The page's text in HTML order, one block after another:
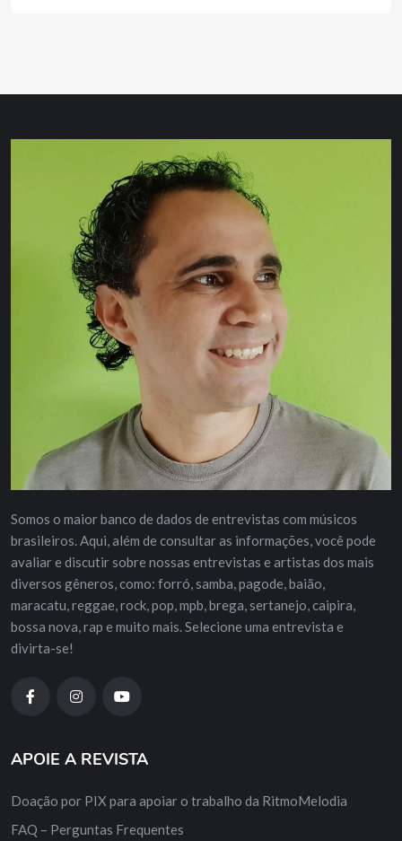
Somos o maior banco de dados de entrevistas com músicos
brasileiros. Aqui, além de consultar as informações, você pode
avaliar e discutir sobre nossas entrevistas e artistas dos mais
diversos gêneros, como: forró, samba, pagode, baião,
maracatu, reggae, rock, pop, mpb, brega, sertanejo, caipira,
bossa nova, rap e muito mais. Selecione uma entrevista e
divirta-se!
APOIE A REVISTA
Doação por PIX para apoiar o trabalho da RitmoMelodia
FAQ – Perguntas Frequentes